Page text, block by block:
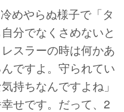
めやらぬ様子で「タ
分でなくさめないと
スラーの時は何かあ
ですよ。守られてい
持ちなんですよね」
せです。だって、2